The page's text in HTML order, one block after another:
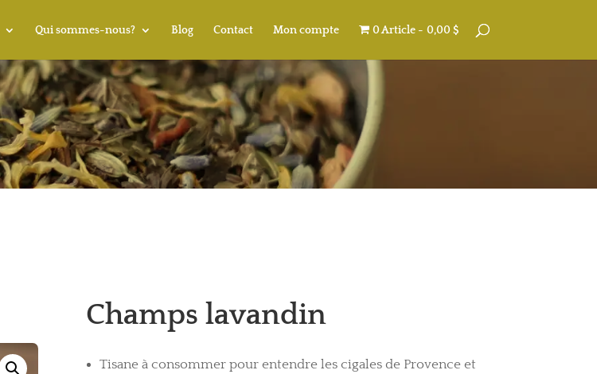
Qui sommes-nous? Blog Contact Mon compte 0 Article 0,00 $
Champs lavandin
Tisane à consommer pour entendre les cigales de Provence et